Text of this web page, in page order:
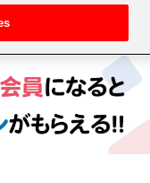
籍
み)